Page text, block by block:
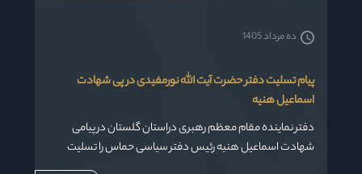
پیام تسلیت دفتر حضرت آیت الله نورمفیدی در پی شهادت
اسماعیل هنیه
دفتر نماینده مقام معظم رهبری دراستان گلستان در پیامی
شهادت اسماعیل هنیه رئیس دفتر سیاسی حماس را تسلیت
ده مرداد 1405